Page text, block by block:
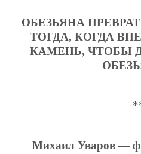
ОБЕЗЬЯНА
ТОГДА, КОГДА
КАМЕНЬ, ЧТОБЫ
Михаил Уваров —